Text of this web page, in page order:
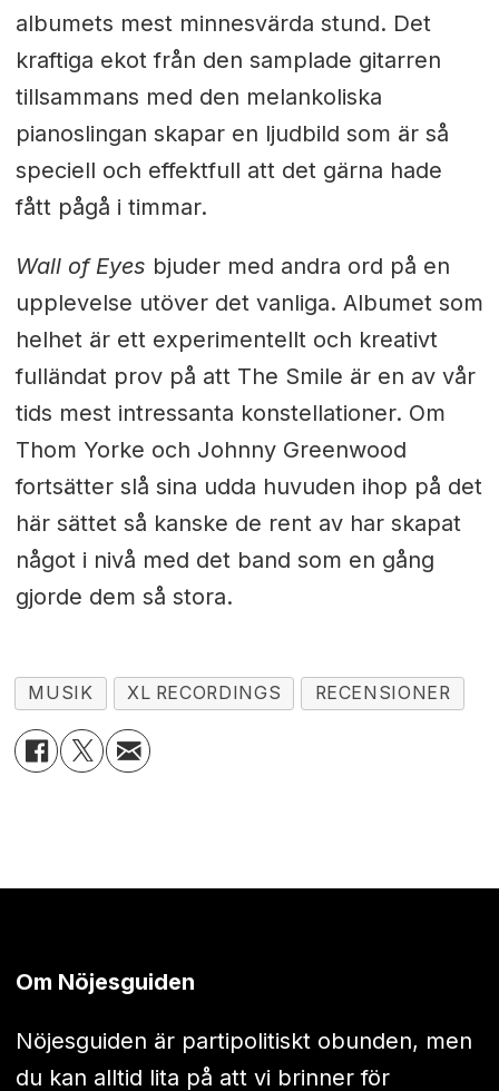
albumets mest minnesvärda stund. Det
kraftiga ekot från den samplade gitarren
tillsammans med den melankoliska
pianoslingan skapar en ljudbild som är så
speciell och effektfull att det gärna hade
fått pågå i timmar.
Wall of Eyes bjuder med andra ord på en
upplevelse utöver det vanliga. Albumet som
helhet är ett experimentellt och kreativt
fulländat prov på att The Smile är en av vår
tids mest intressanta konstellationer. Om
Thom Yorke och Johnny Greenwood
fortsätter slå sina udda huvuden ihop på det
här sättet så kanske de rent av har skapat
något i nivå med det band som en gång
gjorde dem så stora.
MUSIK XL RECORDINGS RECENSIONER
Om Nöjesguiden
Nöjesguiden är partipolitiskt obunden, men
du kan alltid lita på att vi brinner för